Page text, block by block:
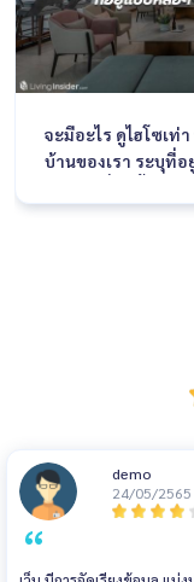
จะมีอะไร ดูไฮโซเ
บ้านของเรา ระบุที่
ครหลายๆคนเลยที่
เพราะมันเหมือนสิ่
สังคมของคุณได้เป็
demo
24/05/2565